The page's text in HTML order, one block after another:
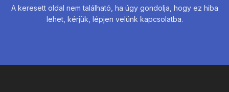
A keresett oldal nem található, ha úgy gondolja, hogy ez hiba
lehet, kérjük, lépjen velünk kapcsolatba.